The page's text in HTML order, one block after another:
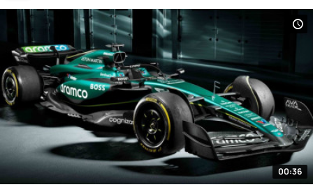
00:36